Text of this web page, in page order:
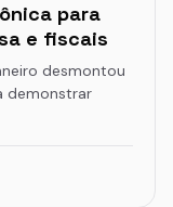
para
e fiscais
desmontou
demonstrar